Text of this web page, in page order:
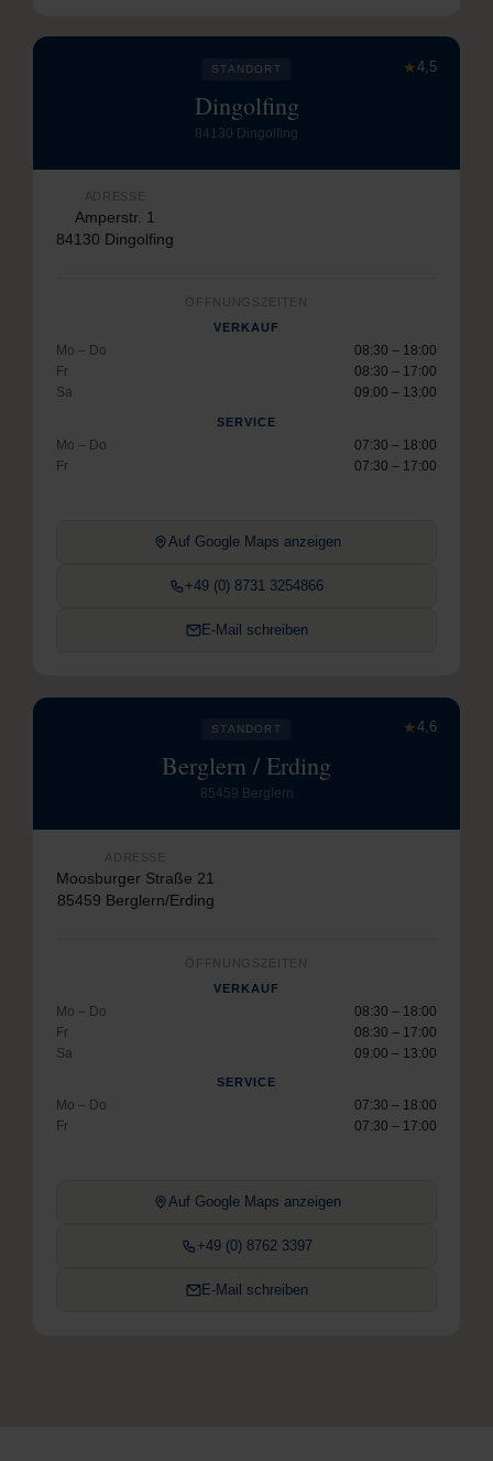
★4,5
STANDORT
Dingolfing
84130 Dingolfing
ADRESSE
Amperstr. 1
84130 Dingolfing
ÖFFNUNGSZEITEN
VERKAUF
Mo – Do
08:30 – 18:00
Fr
08:30 – 17:00
Sa
09:00 – 13:00
SERVICE
Mo – Do
07:30 – 18:00
Fr
07:30 – 17:00
Auf Google Maps anzeigen
+49 (0) 8731 3254866
E-Mail schreiben
★4,6
STANDORT
Berglern / Erding
85459 Berglern
ADRESSE
Moosburger Straße 21
85459 Berglern/Erding
ÖFFNUNGSZEITEN
VERKAUF
Mo – Do
08:30 – 18:00
Fr
08:30 – 17:00
Sa
09:00 – 13:00
SERVICE
Mo – Do
07:30 – 18:00
Fr
07:30 – 17:00
Auf Google Maps anzeigen
+49 (0) 8762 3397
E-Mail schreiben